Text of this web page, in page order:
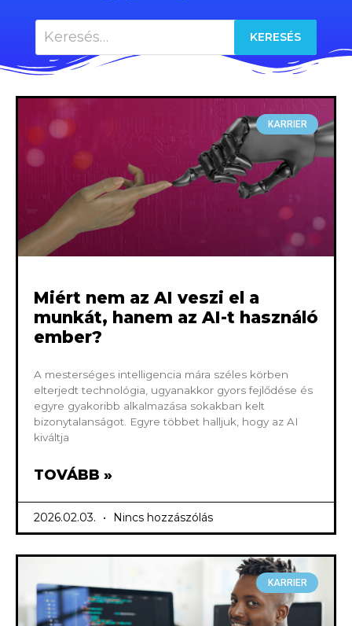
KARRIER
Miért nem az AI veszi el a
munkát, hanem az AI-t használó
ember?
A mesterséges intelligencia mára széles körben
elterjedt technológia, ugyanakkor gyors fejlődése és
egyre gyakoribb alkalmazása sokakban kelt
bizonytalanságot. Egyre többet halljuk, hogy az AI
kiváltja
TOVÁBB »
2026.02.03. Nincs hozzászólás
KARRIER